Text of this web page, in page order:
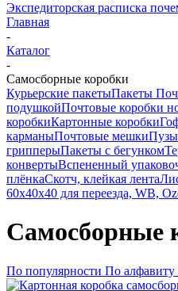
Экспедиторская расписка
Главная
-
Каталог
-
Самосборные коробки
Курьерские пакетыПакеты
подушкойПочтовые коробки
коробкиКартонные коробки
карманыПочтовые мешки
грипперыПакеты с бегунком
конвертыВспененный
плёнкаСкотч, клейкая лента
60х40х40 для переезда, WB,
Самосборные
По популярности По алфавиту